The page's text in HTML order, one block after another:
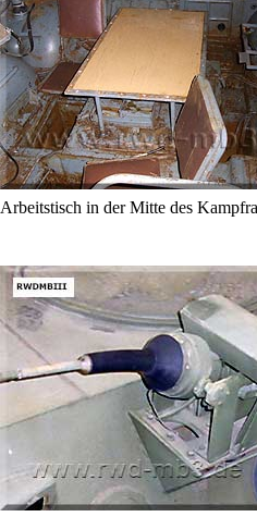
Arbeitstisch in der Mitte des